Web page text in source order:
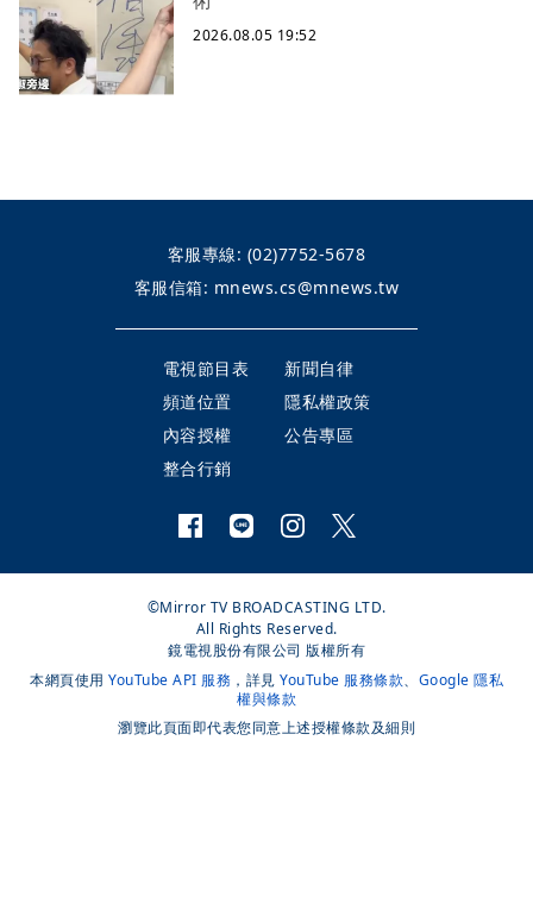
2026.08.05 19:52
客服專線: (02)7752-5678
客服信箱: mnews.cs@mnews.tw
電視節目表
新聞自律
頻道位置
隱私權政策
內容授權
公告專區
整合行銷
©Mirror TV BROADCASTING LTD.
All Rights Reserved.
鏡電視股份有限公司 版權所有
本網頁使用 YouTube API 服務 ，詳見 YouTube 服務條款、 Google 隱私
權與條款
瀏覽此頁面即代表您同意上述授權條款及細則